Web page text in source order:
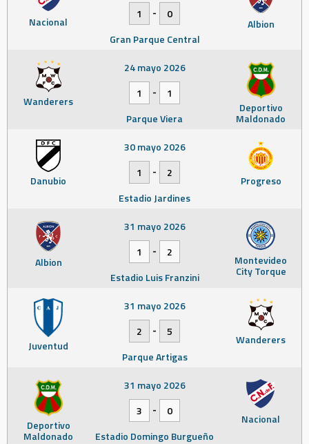
Nacional Albion
1
-
0
Gran Parque Central
Wanderers Deportivo
Maldonado
24 mayo 2026
1
-
1
Parque Viera
Danubio Progreso
30 mayo 2026
1
-
2
Estadio Jardines
Albion Montevideo
City Torque
31 mayo 2026
1
-
2
Estadio Luis Franzini
Juventud Wanderers
31 mayo 2026
2
-
5
Parque Artigas
Deportivo
Maldonado
Nacional
31 mayo 2026
3
-
0
Estadio Domingo Burgueño